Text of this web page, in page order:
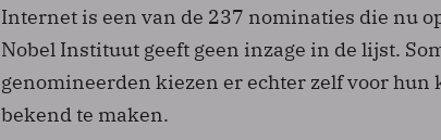
Internet is een van de 237 nominaties die nu
Nobel Instituut geeft geen inzage in de lijst.
genomineerden kiezen er echter zelf voor hun
bekend te maken.